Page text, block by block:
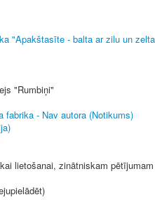
"Apakštasīte - balta ar zilu un
"Rumbiņi"
fabrika - Nav autora (Notikums)
lietošanai, zinātniskam